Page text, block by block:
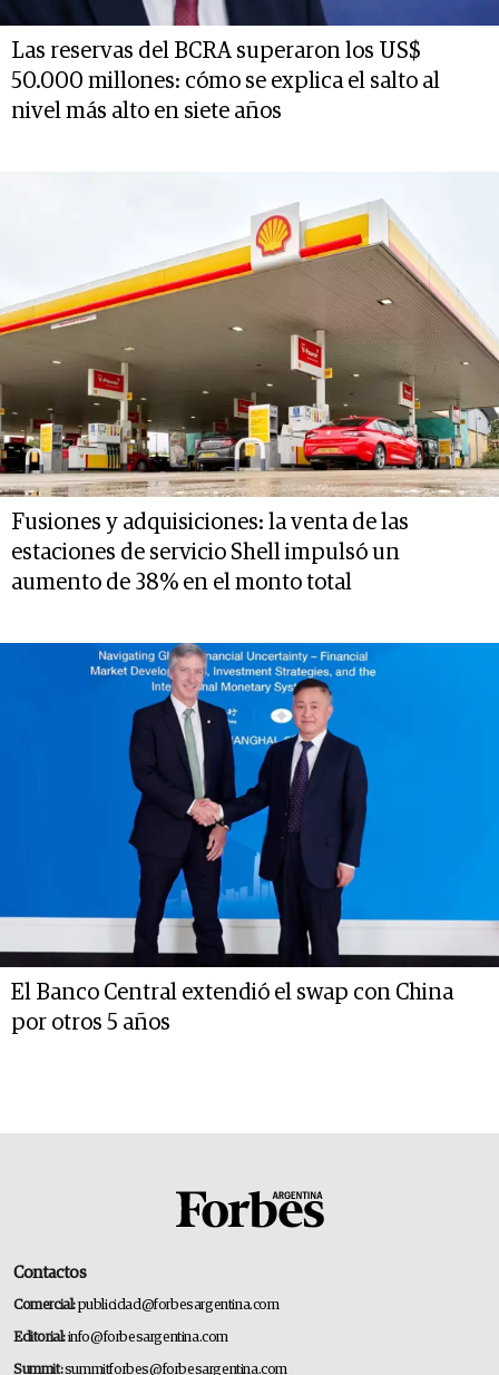
Las reservas del BCRA superaron los US$
50.000 millones: cómo se explica el salto al
nivel más alto en siete años
Fusiones y adquisiciones: la venta de las
estaciones de servicio Shell impulsó un
aumento de 38% en el monto total
El Banco Central extendió el swap con China
por otros 5 años
Contactos
Comercial:publicidad@forbesargentina.com
Editorial:info@forbesargentina.com
Summit:summitforbes@forbesargentina.com